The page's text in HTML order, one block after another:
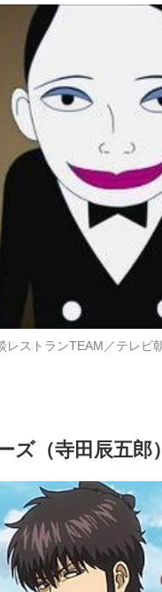
レストランTEAM／テレビ
ズ（寺田辰五郎